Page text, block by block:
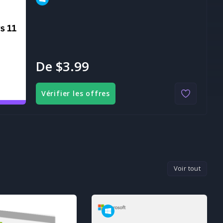
De $3.99
Vérifier les offres
Voir tout